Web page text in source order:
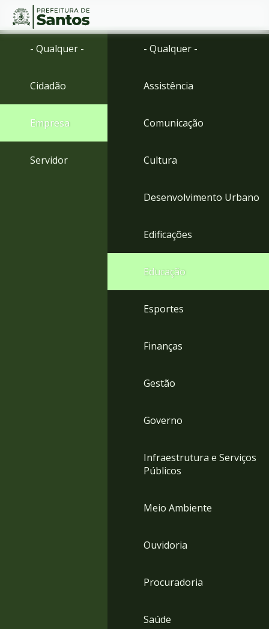
Ir
Ir
menu
Conteúdo
- Qualquer -
Cidadão
Empresa
Servidor
- Qualquer -
Assistência
Comunicação
Cultura
Desenvolvimento Urbano
Edificações
Educação
Esportes
Finanças
Gestão
Governo
Infraestrutura e Serviços
Públicos
Meio Ambiente
Ouvidoria
Procuradoria
Saúde